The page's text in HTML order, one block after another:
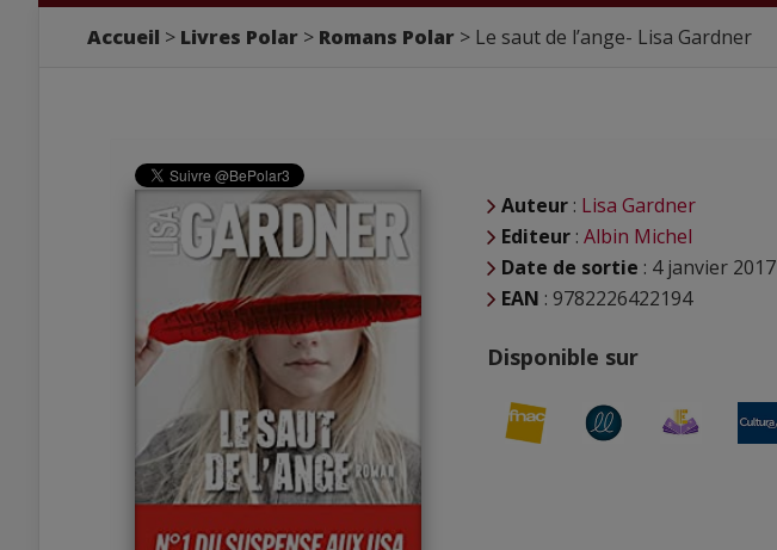
Accueil Livres Polar Romans Polar Le saut de l’ange- Lisa Gardner
Auteur : Lisa Gardner
Editeur : Albin Michel
Date de sortie : 4 janvier 2017
EAN : 9782226422194
Disponible sur